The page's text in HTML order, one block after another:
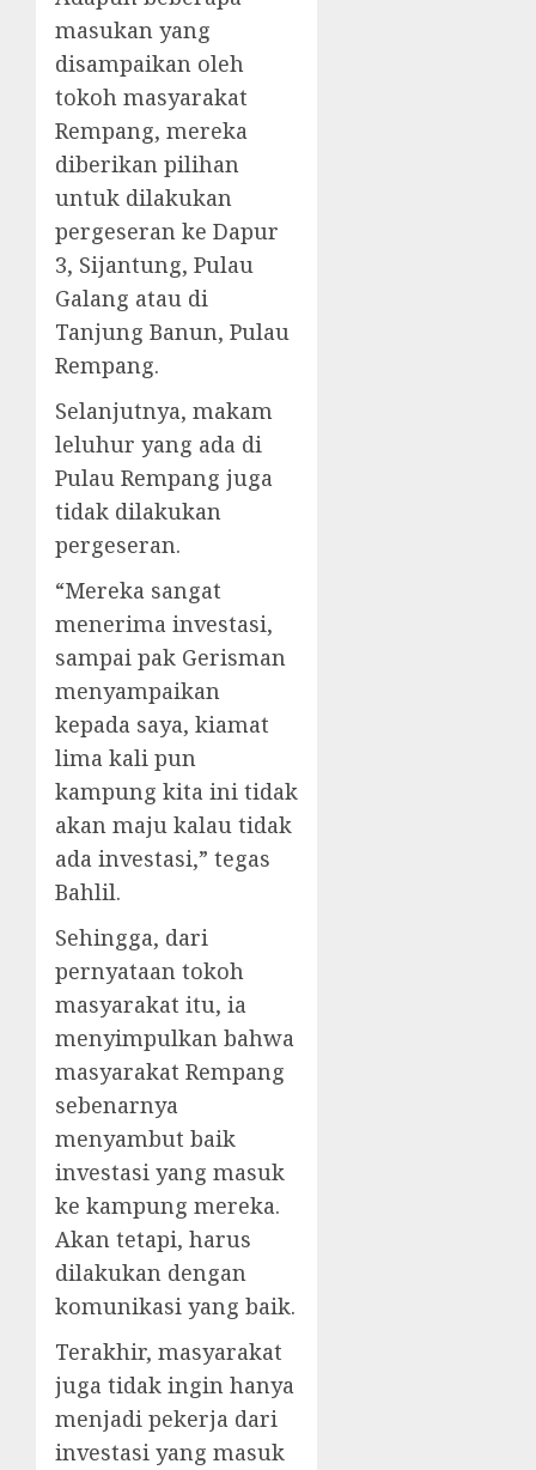
masukan yang
disampaikan oleh
tokoh masyarakat
Rempang, mereka
diberikan pilihan
untuk dilakukan
pergeseran ke Dapur
3, Sijantung, Pulau
Galang atau di
Tanjung Banun, Pulau
Rempang.
Selanjutnya, makam
leluhur yang ada di
Pulau Rempang juga
tidak dilakukan
pergeseran.
“Mereka sangat
menerima investasi,
sampai pak Gerisman
menyampaikan
kepada saya, kiamat
lima kali pun
kampung kita ini tidak
akan maju kalau tidak
ada investasi,” tegas
Bahlil.
Sehingga, dari
pernyataan tokoh
masyarakat itu, ia
menyimpulkan bahwa
masyarakat Rempang
sebenarnya
menyambut baik
investasi yang masuk
ke kampung mereka.
Akan tetapi, harus
dilakukan dengan
komunikasi yang baik.
Terakhir, masyarakat
juga tidak ingin hanya
menjadi pekerja dari
investasi yang masuk